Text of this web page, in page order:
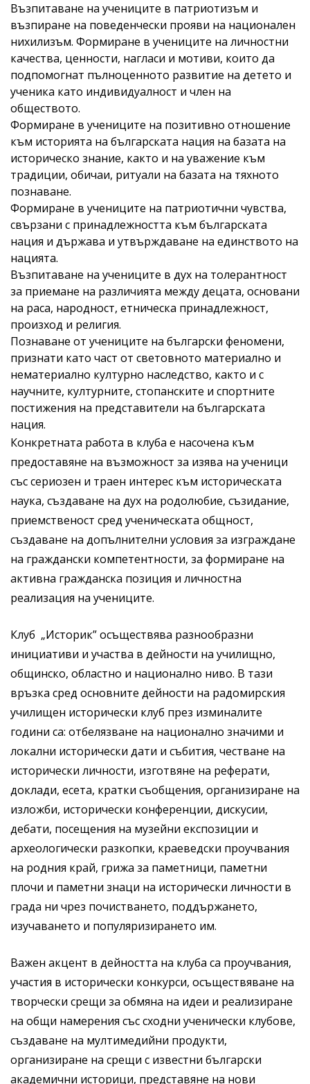
Възпитаване на учениците в патриотизъм и
възпиране на поведенчески прояви на национален
нихилизъм. Формиране в учениците на личностни
качества, ценности, нагласи и мотиви, които да
подпомогнат пълноценното развитие на детето и
ученика като индивидуалност и член на
обществото.
Формиране в учениците на позитивно отношение
към историята на българската нация на базата на
историческо знание, както и на уважение към
традиции, обичаи, ритуали на базата на тяхното
познаване.
Формиране в учениците на патриотични чувства,
свързани с принадлежността към българската
нация и държава и утвърждаване на единството на
нацията.
Възпитаване на учениците в дух на толерантност
за приемане на различията между децата, основани
на раса, народност, етническа принадлежност,
произход и религия.
Познаване от учениците на български феномени,
признати като част от световното материално и
нематериално културно наследство, както и с
научните, културните, стопанските и спортните
постижения на представители на българската
нация.
Конкретната работа в клуба е насочена към
предоставяне на възможност за изява на ученици
със сериозен и траен интерес към историческата
наука, създаване на дух на родолюбие, съзидание,
приемственост сред ученическата общност,
създаване на допълнителни условия за изграждане
на граждански компетентности, за формиране на
активна гражданска позиция и личностна
реализация на учениците.
Клуб „Историк” осъществява разнообразни
инициативи и участва в дейности на училищно,
общинско, областно и национално ниво. В тази
връзка сред основните дейности на радомирския
училищен исторически клуб през изминалите
години са: отбелязване на национално значими и
локални исторически дати и събития, честване на
исторически личности, изготвяне на реферати,
доклади, есета, кратки съобщения, организиране на
изложби, исторически конференции, дискусии,
дебати, посещения на музейни експозиции и
археологически разкопки, краеведски проучвания
на родния край, грижа за паметници, паметни
плочи и паметни знаци на исторически личности в
града ни чрез почистването, поддържането,
изучаването и популяризирането им.
Важен акцент в дейността на клуба са проучвания,
участия в исторически конкурси, осъществяване на
творчески срещи за обмяна на идеи и реализиране
на общи намерения със сходни ученически клубове,
създаване на мултимедийни продукти,
организиране на срещи с известни български
академични историци, представяне на нови